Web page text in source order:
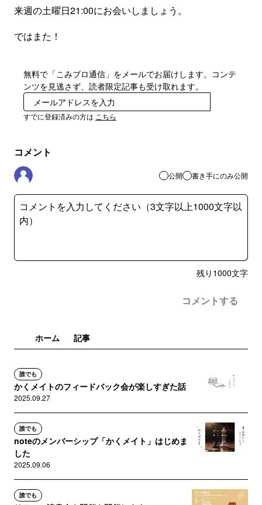
来週の土曜日21:00にお会いしましょう。
ではまた！
無料で「こみブロ通信」をメールでお届けします。コンテ
ンツを見逃さず、読者限定記事も受け取れます。
すでに登録済みの方は こちら
コメント
公開 書き手にのみ公開
残り 1000文字
コメントする
ホーム 記事
誰でも
かくメイトのフィードバック会が楽しすぎた話
2025.09.27
誰でも
noteのメンバーシップ「かくメイト」はじめま
した
2025.09.06
誰でも